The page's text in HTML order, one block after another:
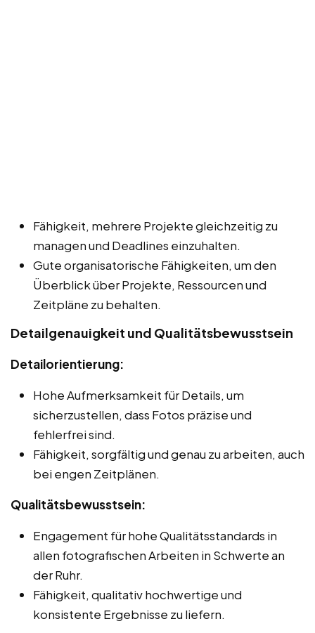
Fähigkeit, mehrere Projekte gleichzeitig zu
managen und Deadlines einzuhalten.
Gute organisatorische Fähigkeiten, um den
Überblick über Projekte, Ressourcen und
Zeitpläne zu behalten.
Detailgenauigkeit und Qualitätsbewusstsein
Detailorientierung:
Hohe Aufmerksamkeit für Details, um
sicherzustellen, dass Fotos präzise und
fehlerfrei sind.
Fähigkeit, sorgfältig und genau zu arbeiten, auch
bei engen Zeitplänen.
Qualitätsbewusstsein:
Engagement für hohe Qualitätsstandards in
allen fotografischen Arbeiten in Schwerte an
der Ruhr.
Fähigkeit, qualitativ hochwertige und
konsistente Ergebnisse zu liefern.